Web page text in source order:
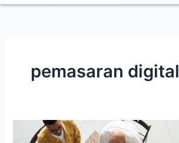
pemasaran digital
Marketing: